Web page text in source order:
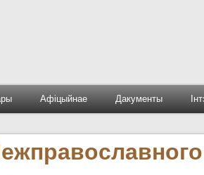
Афіцыйнае Дакументы